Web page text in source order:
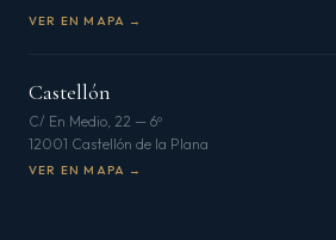
VER EN MAPA →
Castellón
C/ En Medio, 22 — 6º
12001 Castellón de la Plana
VER EN MAPA →